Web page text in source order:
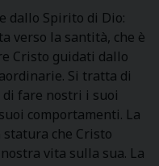
dallo Spirito di Dio:
verso la santità, che è
Cristo guidati dallo
Si tratta di
fare nostri i suoi
comportamenti. La
che Cristo
vita sulla sua. La